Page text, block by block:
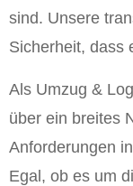
sind. Unsere
Sicherheit, dass
Als Umzug &
über ein breites
Anforderungen
Egal, ob es um